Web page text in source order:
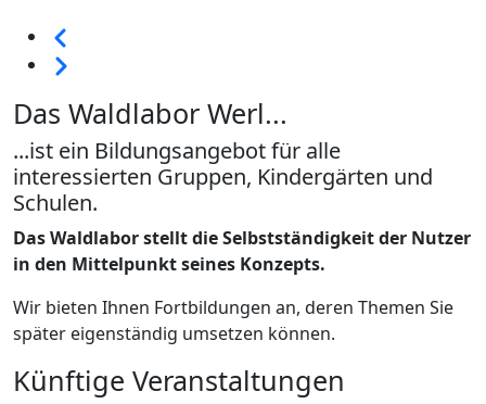
Seitennummerierung
Weiter
Das Waldlabor Werl...
...ist ein Bildungsangebot für alle
interessierten Gruppen, Kindergärten und
Schulen.
Das Waldlabor stellt die Selbstständigkeit der Nutzer
in den Mittelpunkt seines Konzepts.
Wir bieten Ihnen Fortbildungen an, deren Themen Sie
später eigenständig umsetzen können.
Künftige Veranstaltungen